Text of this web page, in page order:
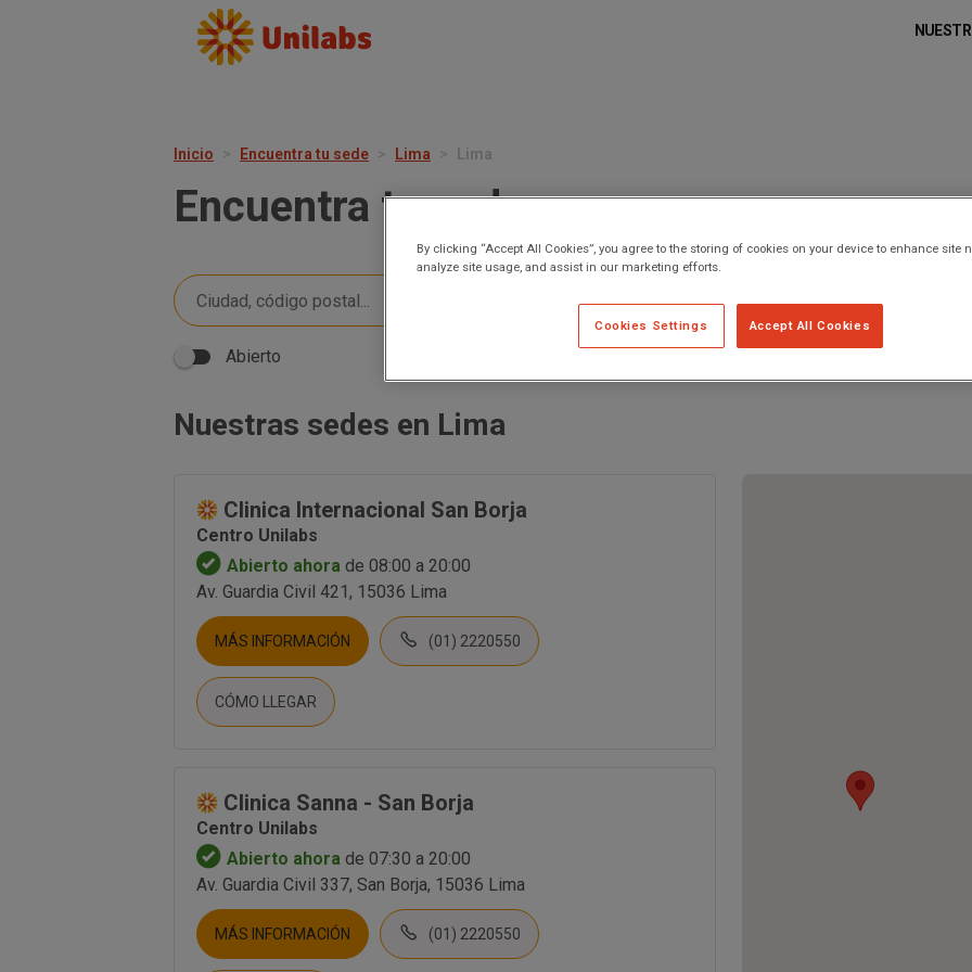
Inicio Encuentra tu sede Lima Lima
Encuentra tu sede
Abierto
Nuestras sedes en Lima
Clinica Internacional San Borja
Centro Unilabs
Abierto ahora de 08:00 a 20:00
Av. Guardia Civil 421, 15036 Lima
MÁS INFORMACIÓN (01) 2220550
CÓMO LLEGAR
Clinica Sanna - San Borja
Centro Unilabs
Abierto ahora de 07:30 a 20:00
Av. Guardia Civil 337, San Borja, 15036 Lima
MÁS INFORMACIÓN (01) 2220550
By clicking “Accept All Cookies”, you agree to the storing of cookies on your device to enhance site
analyze site usage, and assist in our marketing efforts.
Accept All Cookies
Cookies Settings